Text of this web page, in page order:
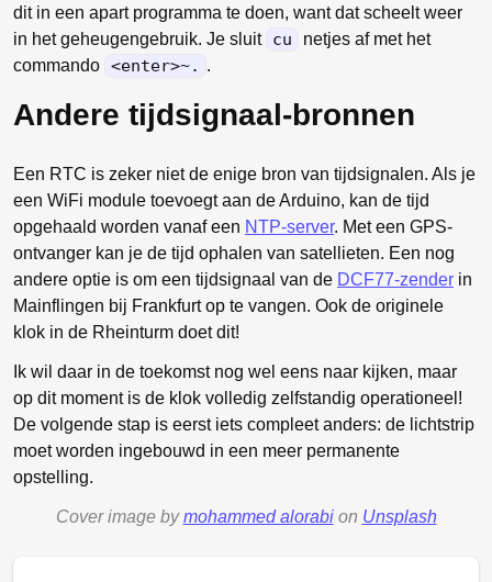
dit in een apart programma te doen, want dat scheelt weer
in het geheugengebruik. Je sluit cu
netjes af met het
commando <enter>~. .
Andere tijdsignaal-bronnen
Een RTC is zeker niet de enige bron van tijdsignalen. Als je
een WiFi module toevoegt aan de Arduino, kan de tijd
opgehaald worden vanaf een NTP-server. Met een GPS-
ontvanger kan je de tijd ophalen van satellieten. Een nog
andere optie is om een tijdsignaal van de DCF77-zender in
Mainflingen bij Frankfurt op te vangen. Ook de originele
klok in de Rheinturm doet dit!
Ik wil daar in de toekomst nog wel eens naar kijken, maar
op dit moment is de klok volledig zelfstandig operationeel!
De volgende stap is eerst iets compleet anders: de lichtstrip
moet worden ingebouwd in een meer permanente
opstelling.
Cover image bymohammed alorabion Unsplash